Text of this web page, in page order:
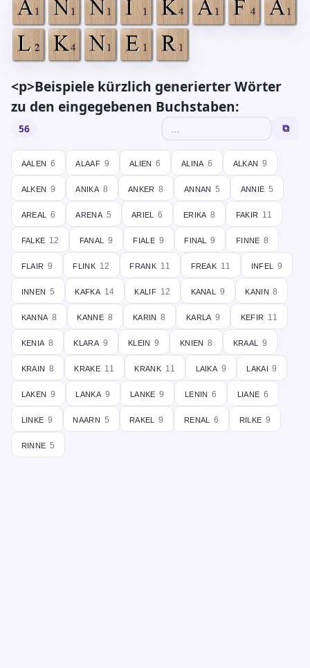
<p>Beispiele kürzlich generierter Wörter
zu den eingegebenen Buchstaben:
56 ⧉
aalen 6 alaaf 9 alien 6 alina 6 alkan 9
alken 9 anika 8 anker 8 annan 5 annie 5
areal 6 arena 5 ariel 6 erika 8 fakir 11
falke 12 fanal 9 fiale 9 final 9 finne 8
flair 9 flink 12 frank 11 freak 11 infel 9
innen 5 kafka 14 kalif 12 kanal 9 kanin 8
kanna 8 kanne 8 karin 8 karla 9 kefir 11
kenia 8 klara 9 klein 9 knien 8 kraal 9
krain 8 krake 11 krank 11 laika 9 lakai 9
laken 9 lanka 9 lanke 9 lenin 6 liane 6
linke 9 naarn 5 rakel 9 renal 6 rilke 9
rinne 5